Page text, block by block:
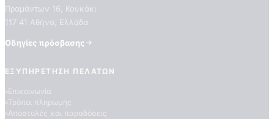
ΠΟΙΟΤΗΤΕΣ ΤΑΠΕΤΣΑΡΙΩΝ
ΕΠΕΞΗΓΗΣΗ ΣΥΜΒΟΛΩΝ
Πραμάντων 16, Κουκάκι
117 41 Αθήνα, Ελλάδα
Οδηγίες πρόσβασης
ΕΞΥΠΗΡΈΤΗΣΗ ΠΕΛΑΤΏΝ
Επικοινωνία
Τρόποι πληρωμής
Αποστολές και παραδόσεις